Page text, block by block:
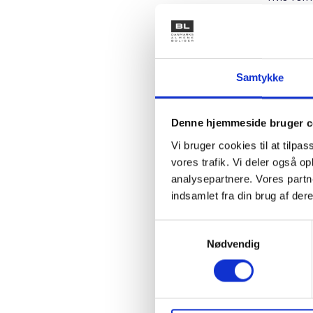
Samtykke
Denne hjemmeside bruger
Vi bruger cookies til at
vores trafik. Vi deler også
analysepartnere. Vores
indsamlet fra din brug af
Nødvendig
stk. 4,
Denne
anvist
derfor
efter
skal